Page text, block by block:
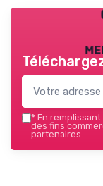
* En remplissant
des fins
partenaires.